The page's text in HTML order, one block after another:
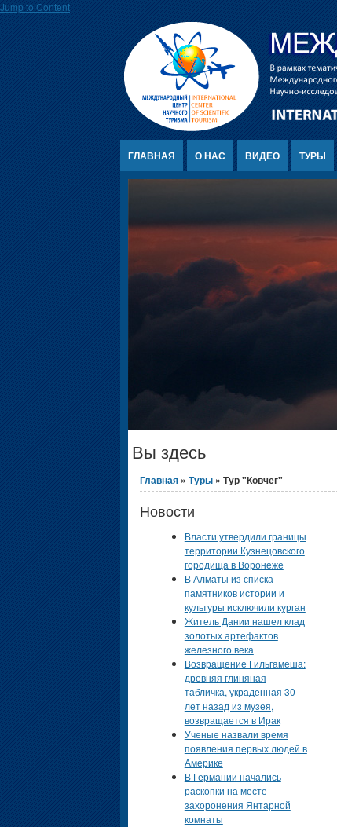
Jump to Content
ГЛАВНАЯ О НАС ВИДЕО ТУРЫ
Вы здесь
Главная » Туры » Тур "Ковчег"
Новости
Власти утвердили границы
территории Кузнецовского
городища в Воронеже
В Алматы из списка
памятников истории и
культуры исключили курган
Житель Дании нашел клад
золотых артефактов
железного века
Возвращение Гильгамеша:
древняя глиняная
табличка, украденная 30
лет назад из музея,
возвращается в Ирак
Ученые назвали время
появления первых людей в
Америке
В Германии начались
раскопки на месте
захоронения Янтарной
комнаты